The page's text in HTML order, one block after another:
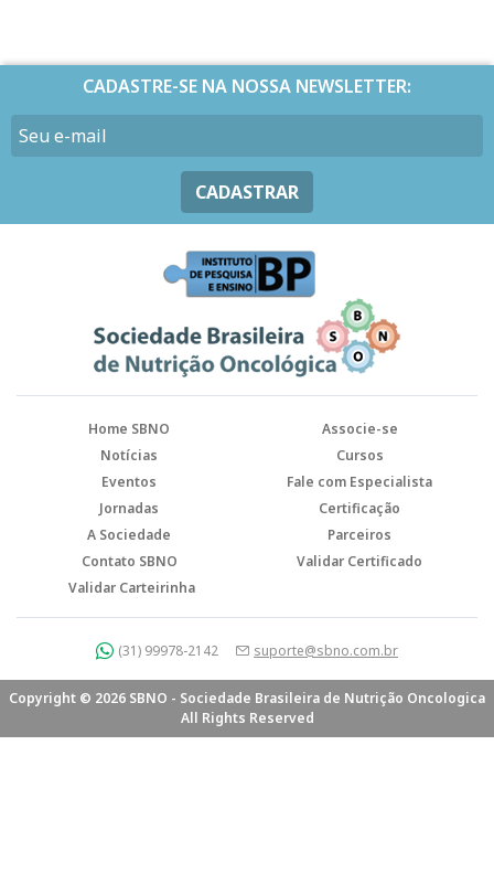
CADASTRE-SE NA NOSSA NEWSLETTER:
CADASTRAR
Home SBNO
Associe-se
Notícias
Cursos
Eventos
Fale com Especialista
Jornadas
Certificação
A Sociedade
Parceiros
Contato SBNO
Validar Certificado
Validar Carteirinha
(31) 99978-2142 suporte@sbno.com.br
Copyright © 2026 SBNO - Sociedade Brasileira de Nutrição Oncologica
All Rights Reserved